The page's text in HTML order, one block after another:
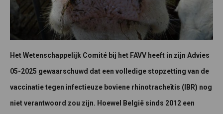
Het Wetenschappelijk Comité bij het FAVV heeft in zijn Advies
05-2025 gewaarschuwd dat een volledige stopzetting van de
vaccinatie tegen infectieuze boviene rhinotracheïtis (IBR) nog
niet verantwoord zou zijn. Hoewel België sinds 2012 een